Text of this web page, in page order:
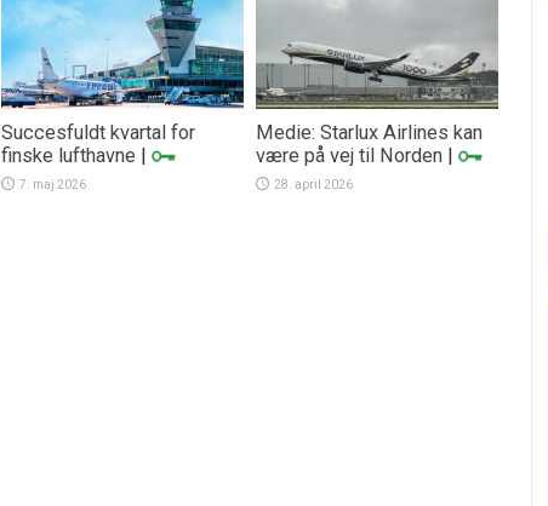
Succesfuldt kvartal for
finske lufthavne |
7. maj 2026
Medie: Starlux Airlines kan
være på vej til Norden |
28. april 2026